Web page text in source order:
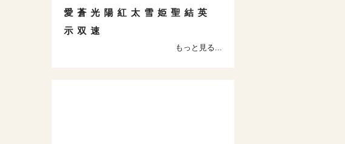
愛 蒼 光 陽 紅 太 雪 姫 聖 結 英
示 双 速
もっと見る...